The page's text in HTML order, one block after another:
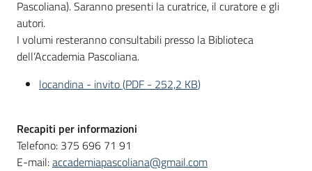
Pascoliana). Saranno presenti la curatrice, il curatore e gli
autori.
I volumi resteranno consultabili presso la Biblioteca
dell’Accademia Pascoliana.
locandina - invito(PDF - 252,2 KB)
Recapiti per informazioni
Telefono: 375 696 71 91
E-mail:accademiapascoliana@gmail.com